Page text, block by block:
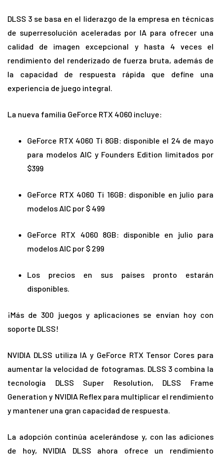
DLSS 3 se basa en el liderazgo de la empresa en técnicas
de superresolución aceleradas por IA para ofrecer una
calidad de imagen excepcional y hasta 4 veces el
rendimiento del renderizado de fuerza bruta, además de
la capacidad de respuesta rápida que define una
experiencia de juego integral.
La nueva familia GeForce RTX 4060 incluye:
GeForce RTX 4060 Ti 8GB: disponible el 24 de mayo
para modelos AIC y Founders Edition limitados por
$399
GeForce RTX 4060 Ti 16GB: disponible en julio para
modelos AIC por $ 499
GeForce RTX 4060 8GB: disponible en julio para
modelos AIC por $ 299
Los precios en sus países pronto estarán
disponibles.
¡Más de 300 juegos y aplicaciones se envían hoy con
soporte DLSS!
NVIDIA DLSS utiliza IA y GeForce RTX Tensor Cores para
aumentar la velocidad de fotogramas. DLSS 3 combina la
tecnología DLSS Super Resolution, DLSS Frame
Generation y NVIDIA Reflex para multiplicar el rendimiento
y mantener una gran capacidad de respuesta.
La adopción continúa acelerándose y, con las adiciones
de hoy, NVIDIA DLSS ahora ofrece un rendimiento